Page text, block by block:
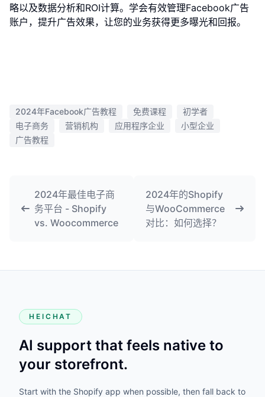
略以及数据分析和ROI计算。学会有效管理Facebook广告
账户，提升广告效果，让您的业务获得更多曝光和回报。
2024年Facebook广告教程 免费课程
初学者
电子商务
营销机构 应用程序企业
小型企业
广告教程
2024年最佳电子商
务平台 - Shopify
vs. Woocommerce
2024年的Shopify
与WooCommerce
对比：如何选择？
HEICHAT
AI support that feels native to
your storefront.
Start with the Shopify app when possible, then fall back to